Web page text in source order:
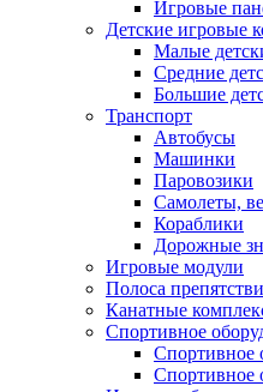
Игровые
Детские игровые
Малые
Средние
Большие
Транспорт
Автобусы
Машинки
Паровозики
Самолеты,
Кораблики
Дорожные
Игровые модули
Полоса
Канатные
Спортивное
Спортивное
Спортивное